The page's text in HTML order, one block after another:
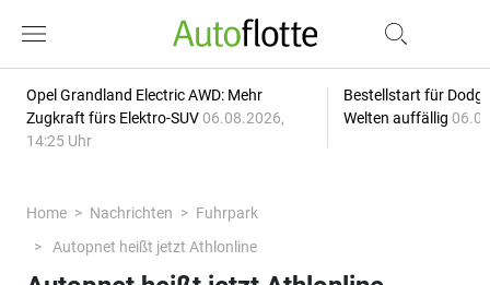
Opel Grandland Electric AWD: Mehr
Zugkraft fürs Elektro-SUV 06.08.2026,
14:25 Uhr
Bestellstart für
Welten auffällig
Home Nachrichten
Fuhrpark
Autopnet heißt jetzt Athlonline